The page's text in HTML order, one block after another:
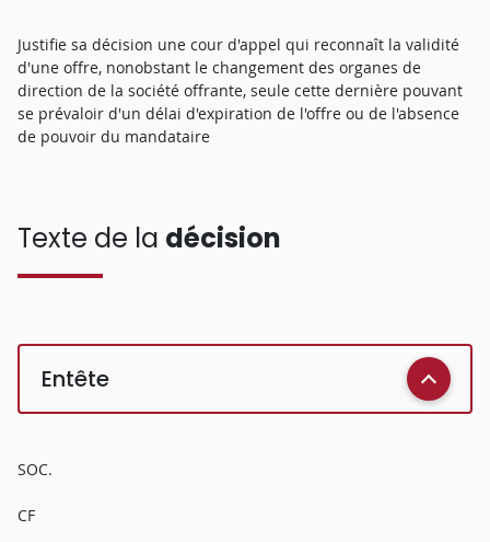
Justifie sa décision une cour d'appel qui reconnaît la validité
d'une offre, nonobstant le changement des organes de
direction de la société offrante, seule cette dernière pouvant
se prévaloir d'un délai d'expiration de l'offre ou de l'absence
de pouvoir du mandataire
Texte de la décision
Entête
SOC.
CF